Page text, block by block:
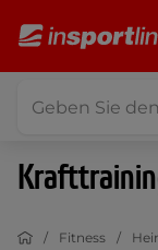
Fitness